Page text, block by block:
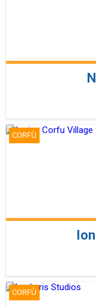
CORFÙ
CORFÙ